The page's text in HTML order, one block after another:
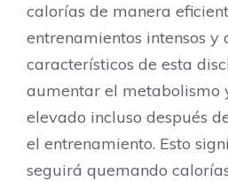
calorías de manera
entrenamientos intensos y
característicos de esta
aumentar el metabolismo
elevado incluso después
el entrenamiento. Esto
seguirá quemando